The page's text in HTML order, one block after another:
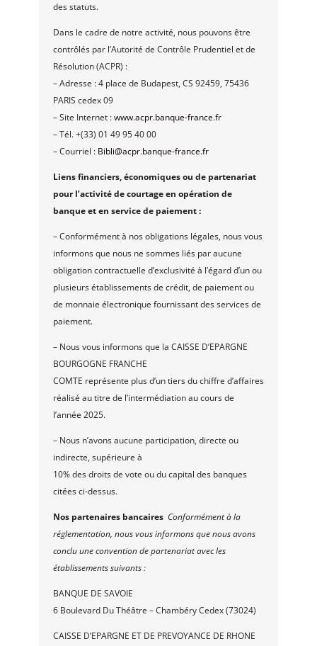
des statuts.
Dans le cadre de notre activité, nous pouvons être
contrôlés par l’Autorité de Contrôle Prudentiel et de
Résolution (ACPR) :
– Adresse : 4 place de Budapest, CS 92459, 75436
PARIS cedex 09
– Site Internet :www.acpr.banque-france.fr
– Tél. +(33) 01 49 95 40 00
– Courriel : Bibli@acpr.banque-france.fr
Liens financiers, économiques ou de partenariat
pour l’activité de courtage en opération de
banque et en service de paiement :
– Conformément à nos obligations légales, nous vous
informons que nous ne sommes liés par aucune
obligation contractuelle d’exclusivité à l’égard d’un ou
plusieurs établissements de crédit, de paiement ou
de monnaie électronique fournissant des services de
paiement.
– Nous vous informons que la CAISSE D’EPARGNE
BOURGOGNE FRANCHE
COMTE représente plus d’un tiers du chiffre d’affaires
réalisé au titre de l’intermédiation au cours de
l’année 2025.
– Nous n’avons aucune participation, directe ou
indirecte, supérieure à
10% des droits de vote ou du capital des banques
citées ci-dessus.
Nos partenaires bancaires Conformément à la
réglementation, nous vous informons que nous avons
conclu une convention de partenariat avec les
établissements suivants :
BANQUE DE SAVOIE
6 Boulevard Du Théâtre – Chambéry Cedex (73024)
CAISSE D’EPARGNE ET DE PREVOYANCE DE RHONE